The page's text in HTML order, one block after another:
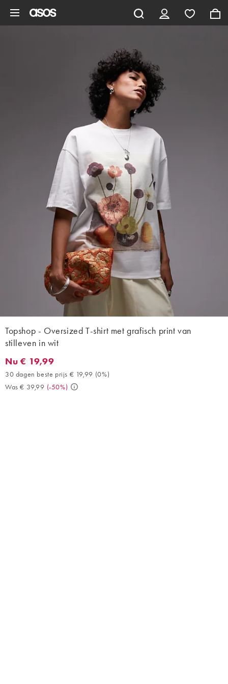
Topshop - Oversized T-shirt met grafisch print van
stilleven in wit
Nu € 19,99. 30 dagen beste prijs € 19,99 (0%). Was € 39,99. (-
Nu € 19,99
30 dagen beste prijs € 19,99 (0%)
Was € 39,99 (-50%)